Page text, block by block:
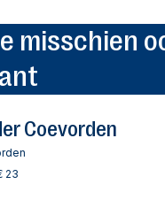
misschien
Coevorden
23